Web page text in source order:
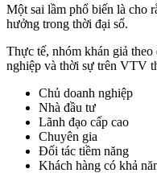
Một sai lầm phổ biến là cho
hưởng trong thời đại số.
Thực tế, nhóm khán giả
nghiệp và thời sự trên VTV
Chủ doanh nghiệp
Nhà đầu tư
Lãnh đạo cấp cao
Chuyên gia
Đối tác tiềm năng
Khách hàng có khả